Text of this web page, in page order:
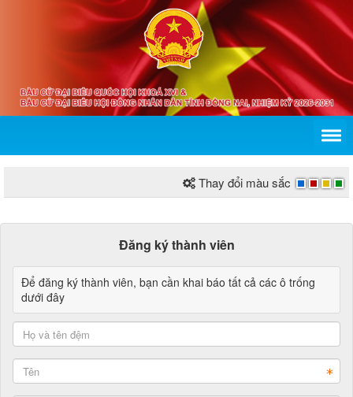
Thay đổi màu sắc
Đăng ký thành viên
Để đăng ký thành viên, bạn cần khai báo tất cả các ô trống
dưới đây